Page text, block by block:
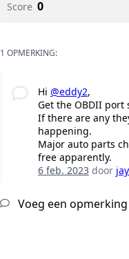
Score 0
1 OPMERKING:
Hi @eddy2,
Get the OBDII port
If there are any
happening.
Major auto parts
free apparently.
6 feb. 2023door
Voeg een